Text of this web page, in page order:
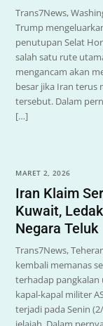
Trans7News,
Trump
penutupan Selat
salah satu rute
mengancam akan
besar jika Iran terus
tersebut. Dalam
[…]
MARET 2, 2026
Iran Klaim
Kuwait,
Negara Teluk
Trans7News,
kembali memanas
terhadap pangkalan
kapal-kapal militer
terjadi pada Senin